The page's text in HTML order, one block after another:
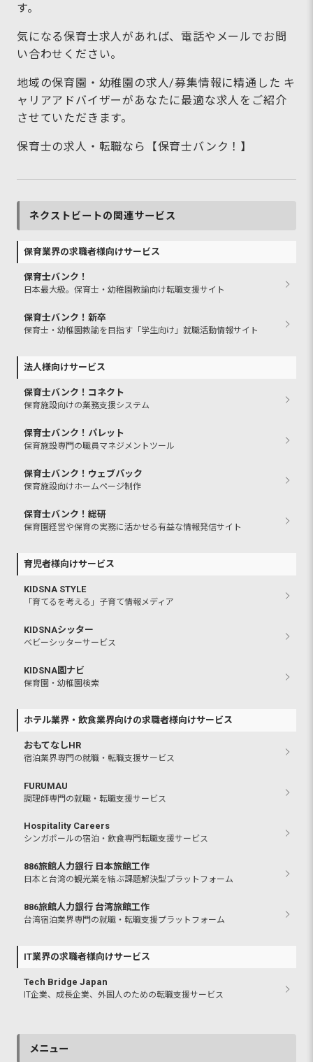
す。
気になる保育士求人があれば、電話やメールでお問
い合わせください。
地域の保育園・幼稚園の求人/募集情報に精通した キ
ャリアアドバイザーがあなたに最適な求人をご紹介
させていただきます。
保育士の求人・転職なら【保育士バンク！】
ネクストビートの関連サービス
保育業界の求職者様向けサービス
保育士バンク！
日本最大級。保育士・幼稚園教諭向け転職支援サイト
保育士バンク！新卒
保育士・幼稚園教諭を目指す「学生向け」就職活動情報サイト
法人様向けサービス
保育士バンク！コネクト
保育施設向けの業務支援システム
保育士バンク！パレット
保育施設専門の職員マネジメントツール
保育士バンク！ウェブパック
保育施設向けホームページ制作
保育士バンク！総研
保育園経営や保育の実務に活かせる有益な情報発信サイト
育児者様向けサービス
KIDSNA STYLE
「育てるを考える」子育て情報メディア
KIDSNAシッター
ベビーシッターサービス
KIDSNA園ナビ
保育園・幼稚園検索
ホテル業界・飲食業界向けの求職者様向けサービス
おもてなしHR
宿泊業界専門の就職・転職支援サービス
FURUMAU
調理師専門の就職・転職支援サービス
Hospitality Careers
シンガポールの宿泊・飲食専門転職支援サービス
886旅館人力銀行 日本旅館工作
日本と台湾の観光業を結ぶ課題解決型プラットフォーム
886旅館人力銀行 台湾旅館工作
台湾宿泊業界専門の就職・転職支援プラットフォーム
IT業界の求職者様向けサービス
Tech Bridge Japan
IT企業、成長企業、外国人のための転職支援サービス
メニュー